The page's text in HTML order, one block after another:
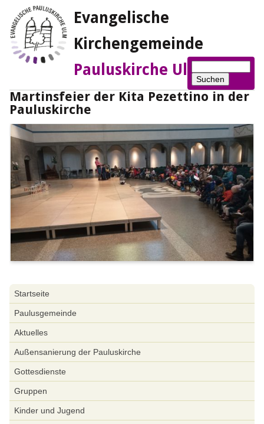
Evangelische
Kirchengemeinde
Pauluskirche Ulm
Suchen
Martinsfeier der Kita Pezettino in der
Pauluskirche
überspringen
Startseite
Paulusgemeinde
Aktuelles
Außensanierung der Pauluskirche
Gottesdienste
Gruppen
Kinder und Jugend